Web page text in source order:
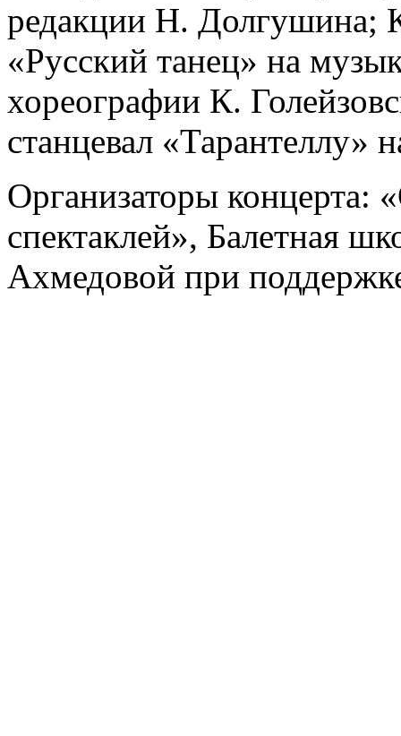
редакции Н. Долгушина;
«Русский танец» на
хореографии К.
станцевал «Тарантеллу»
Организаторы концерта:
спектаклей», Балетная
Ахмедовой при